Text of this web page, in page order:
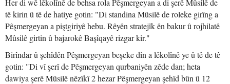
Her di wê lêkolînê de behsa rola Pêşmergeyan a di şerê Mûsilê de
tê kirin û tê de hatiye gotin: "Di standina Mûsilê de roleke girîng a
Pêşmergeyan a piştgiriyê hebu. Rêyên stratejîk ên bakur û rojhilatê
Mûsilê girtin û bajarokê Başîqayê rizgar kir."
Birîndar û şehîdên Pêşmergeyan beşeke din a lêkolînê ye û tê de tê
gotin: "Di vî şerî de Pêşmergeyan qurbaniyên zêde dan; heta
dawiya şerê Mûsilê nêzîkî 2 hezar Pêşmergeyan şehîd bûn û 12